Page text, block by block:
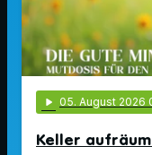
play_arrow 05. August 2026
Keller